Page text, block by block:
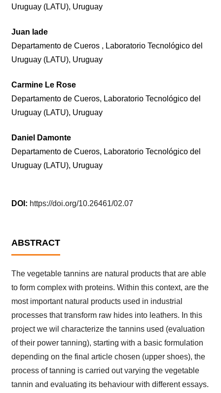
Uruguay (LATU), Uruguay
Juan Iade
Departamento de Cueros , Laboratorio Tecnológico del
Uruguay (LATU), Uruguay
Carmine Le Rose
Departamento de Cueros, Laboratorio Tecnológico del
Uruguay (LATU), Uruguay
Daniel Damonte
Departamento de Cueros, Laboratorio Tecnológico del
Uruguay (LATU), Uruguay
DOI: https://doi.org/10.26461/02.07
ABSTRACT
The vegetable tannins are natural products that are able
to form complex with proteins. Within this context, are the
most important natural products used in industrial
processes that transform raw hides into leathers. In this
project we wil characterize the tannins used (evaluation
of their power tanning), starting with a basic formulation
depending on the final article chosen (upper shoes), the
process of tanning is carried out varying the vegetable
tannin and evaluating its behaviour with different essays.